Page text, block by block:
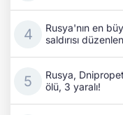
Rusya'nın en
saldırısı
Rusya,
ölü, 3 yaralı!